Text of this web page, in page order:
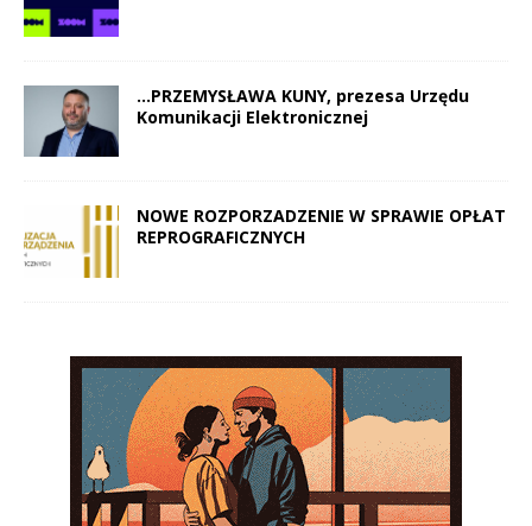
…PRZEMYSŁAWA KUNY, prezesa Urzędu
Komunikacji Elektronicznej
NOWE ROZPORZADZENIE W SPRAWIE OPŁAT
REPROGRAFICZNYCH